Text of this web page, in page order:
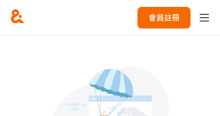
會員註冊